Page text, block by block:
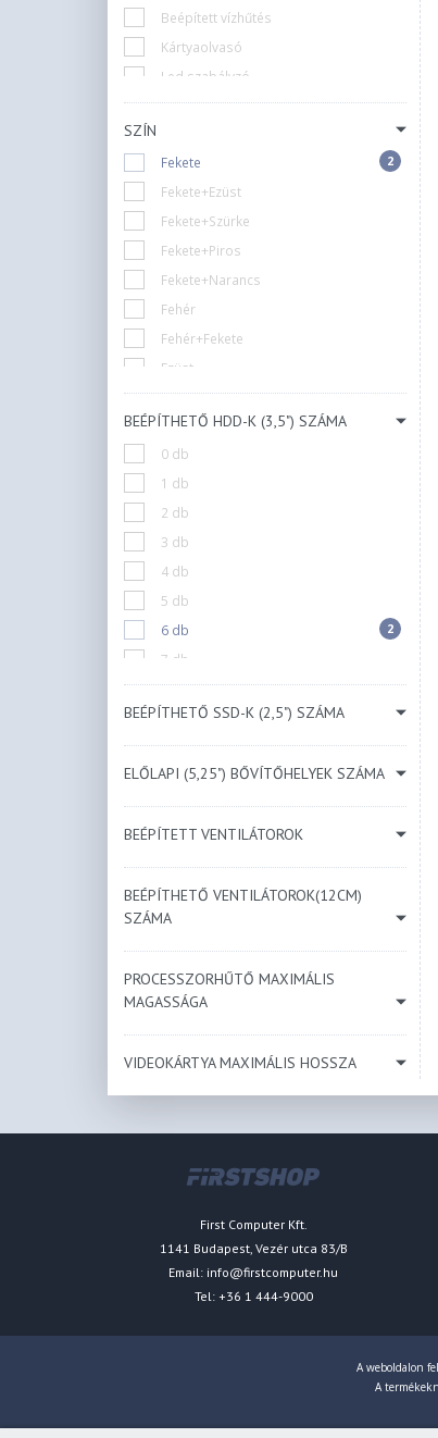
Beépített vízhűtés
Kártyaolvasó
Led szabályzó
Ventilátor szabályzó
Nincs
SZÍN
Fekete 2
Fekete+Ezüst
Fekete+Szürke
Fekete+Piros
Fekete+Narancs
Fehér
Fehér+Fekete
Ezüst
Arany
Piros
Szürke
Kék
Bézs
Menta
BEÉPÍTHETŐ HDD-K (3,5") SZÁMA
0 db
1 db
2 db
3 db
4 db
5 db
6 db
2
7 db
10 db
N/A
BEÉPÍTHETŐ SSD-K (2,5") SZÁMA
ELŐLAPI (5,25") BŐVÍTŐHELYEK SZÁMA
BEÉPÍTETT VENTILÁTOROK
BEÉPÍTHETŐ VENTILÁTOROK(12CM)
SZÁMA
PROCESSZORHŰTŐ MAXIMÁLIS
MAGASSÁGA
VIDEOKÁRTYA MAXIMÁLIS HOSSZA
First Computer Kft.
1141 Budapest, Vezér utca 83/B
Email: info@firstcomputer.hu
Tel: +36 1 444-9000
A weboldalon
A